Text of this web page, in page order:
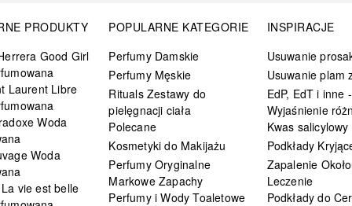
PRODUKTY
Good Girl
Laurent Libre
Woda
Woda
vie est belle
POPULARNE KATEGORIE
Perfumy Damskie
Perfumy Męskie
Rituals Zestawy do
pielęgnacji ciała
Polecane
Kosmetyki do Makijażu
Perfumy Oryginalne
Markowe Zapachy
Perfumy i Wody Toaletowe
INSPIRACJE
Usuwanie
Usuwanie plam
EdP, EdT i inne -
Wyjaśnienie
Kwas salicylowy
Podkłady
Zapalenie
Leczenie
Podkłady do